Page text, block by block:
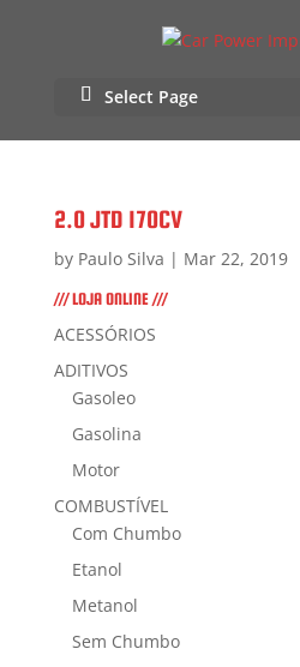
Select Page
2.0 JTD 170CV
by Paulo Silva | Mar 22, 2019
/// LOJA ONLINE ///
ACESSÓRIOS
ADITIVOS
Gasoleo
Gasolina
Motor
COMBUSTÍVEL
Com Chumbo
Etanol
Metanol
Sem Chumbo